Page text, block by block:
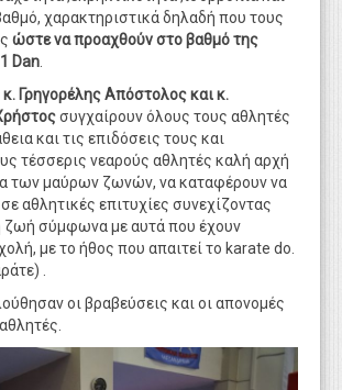
χαρακτηριστικά δηλαδή που τους
ώστε να προαχθούν στο βαθμό της
Dan
Γρηγορέλης Απόστολος και κ.
συγχαίρουν όλους τους αθλητές
και τις επιδόσεις τους και
τέσσερις νεαρούς αθλητές καλή αρχή
των μαύρων ζωνών, να καταφέρουν να
αθλητικές επιτυχίες συνεχίζοντας
ζωή σύμφωνα με αυτά που έχουν
με το ήθος που απαιτεί το karate do.
.
οι βραβεύσεις και οι απονομές